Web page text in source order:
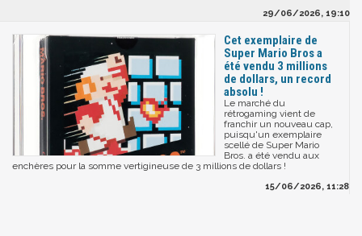
29/06/2026, 19:10
Cet exemplaire de
Super Mario Bros a
été vendu 3 millions
de dollars, un record
absolu !
Le marché du
rétrogaming vient de
franchir un nouveau cap,
puisqu'un exemplaire
scellé de Super Mario
Bros. a été vendu aux
enchères pour la somme vertigineuse de 3 millions de dollars !
15/06/2026, 11:28